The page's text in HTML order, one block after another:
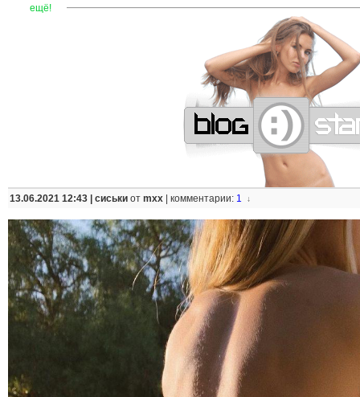
ещё! ——————————————————————
13.06.2021 12:43 | сиськи от mxx комментарии: 1 ↓